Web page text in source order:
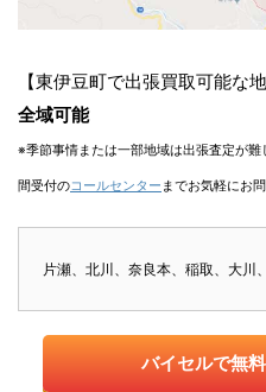
【東伊豆町で出張買取可能な
全域可能
※季節事情または一部地域は出張査定が
間受付のコールセンター までお気軽にお
片瀬、北川、奈良本、稲取、大川
バイセルで無